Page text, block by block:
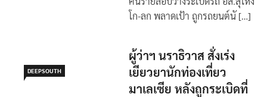
โก-ลก พลาดเป้า ถูกรถยนต์นั […]
DEEPSOUTH
ผู้ว่าฯ นราธิวาส สั่งเร่ง
เยียวยานักท่องเที่ยว
มาเลเซีย หลังถูกระเบิดที่